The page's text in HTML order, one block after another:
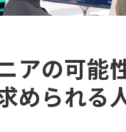
アの可能
められる